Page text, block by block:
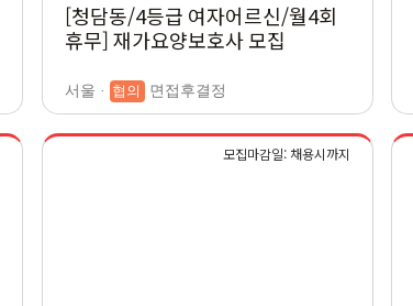
[청담동/4등급 여자어르신/월4회
휴무] 재가요양보호사 모집
서울 · 협의 면접후결정
모집마감일: 채용시까지